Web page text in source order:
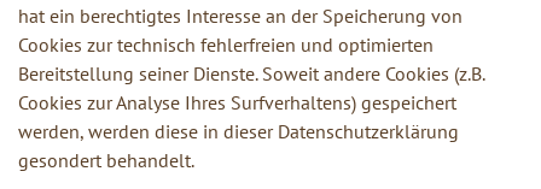
hat ein berechtigtes Interesse an der Speicherung von
Cookies zur technisch fehlerfreien und optimierten
Bereitstellung seiner Dienste. Soweit andere Cookies (z.B.
Cookies zur Analyse Ihres Surfverhaltens) gespeichert
werden, werden diese in dieser Datenschutzerklärung
gesondert behandelt.